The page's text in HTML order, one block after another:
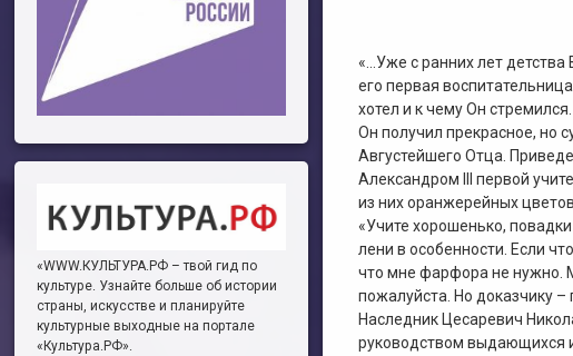
«…Уже с ранних лет детства
его первая
хотел и к чему Он стремился.
Он получил прекрасное, но
Августейшего Отца.
Александром III первой
из них оранжерейных
«Учите хорошенько,
лени в особенности. Если
что мне фарфора не нужно.
пожалуйста. Но доказчику –
Наследник Цесаревич
руководством выдающихся
«WWW.КУЛЬТУРА.РФ – твой гид по
культуре. Узнайте больше об истории
страны, искусстве и планируйте
культурные выходные на портале
«Культура.РФ».